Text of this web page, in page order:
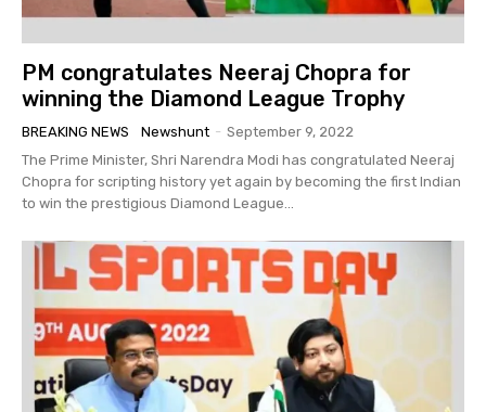
PM congratulates Neeraj Chopra for
winning the Diamond League Trophy
BREAKING NEWS Newshunt - September 9, 2022
The Prime Minister, Shri Narendra Modi has congratulated Neeraj
Chopra for scripting history yet again by becoming the first Indian
to win the prestigious Diamond League...